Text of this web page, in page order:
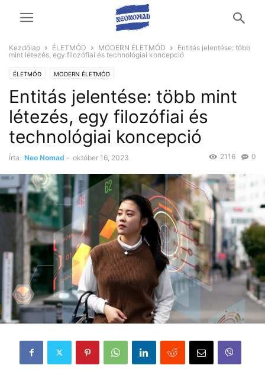
Kezdőlap ÉLETMÓD MODERN ÉLETMÓD
Entitás jelentése: több
mint létezés, egy filozófiai és technológiai koncepció
ÉLETMÓD MODERN ÉLETMÓD
Entitás jelentése: több mint
létezés, egy filozófiai és
technológiai koncepció
Írta: Neo Nomad - október 16, 2023 0
2116